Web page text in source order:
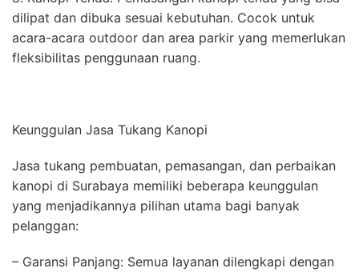
dilipat dan dibuka sesuai kebutuhan. Cocok untuk
acara-acara outdoor dan area parkir yang memerlukan
fleksibilitas penggunaan ruang.
Keunggulan Jasa Tukang Kanopi
Jasa tukang pembuatan, pemasangan, dan perbaikan
kanopi di Surabaya memiliki beberapa keunggulan
yang menjadikannya pilihan utama bagi banyak
pelanggan:
– Garansi Panjang: Semua layanan dilengkapi dengan